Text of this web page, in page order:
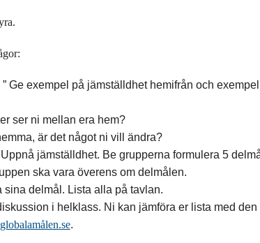
” Ge exempel på jämställdhet hemifrån och
ser ni mellan era hem?
är det något ni vill ändra?
jämställdhet. Be grupperna formulera 5
ska vara överens om delmålen.
sina delmål. Lista alla på tavlan.
i helklass. Ni kan jämföra er lista med den
globalamålen.se.